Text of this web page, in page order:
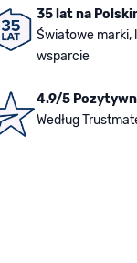
35 lat na
Światowe marki,
wsparcie
4.9/5
Według